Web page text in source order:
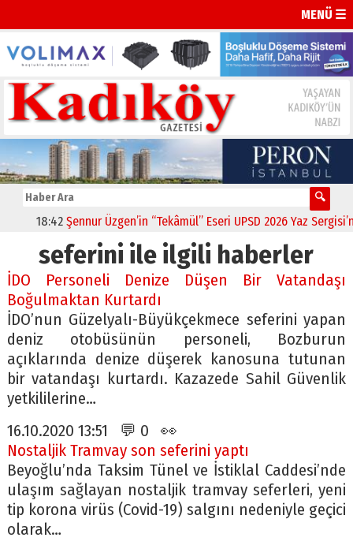
MENÜ ☰
18:42 Şennur Üzgen’in “Tekâmül” Eseri UPSD 2026 Yaz
seferini ile ilgili haberler
İDO Personeli Denize Düşen Bir Vatandaşı
Boğulmaktan Kurtardı
İDO’nun Güzelyalı-Büyükçekmece seferini yapan
deniz otobüsünün personeli, Bozburun
açıklarında denize düşerek kanosuna tutunan
bir vatandaşı kurtardı. Kazazede Sahil Güvenlik
yetkililerine…
16.10.2020 13:51 💬 0 👀
Nostaljik Tramvay son seferini yaptı
Beyoğlu’nda Taksim Tünel ve İstiklal Caddesi’nde
ulaşım sağlayan nostaljik tramvay seferleri, yeni
tip korona virüs (Covid-19) salgını nedeniyle geçici
olarak…